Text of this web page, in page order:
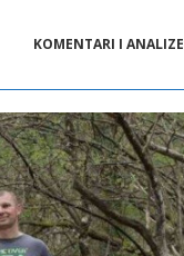
KOMENTARI I ANALIZE